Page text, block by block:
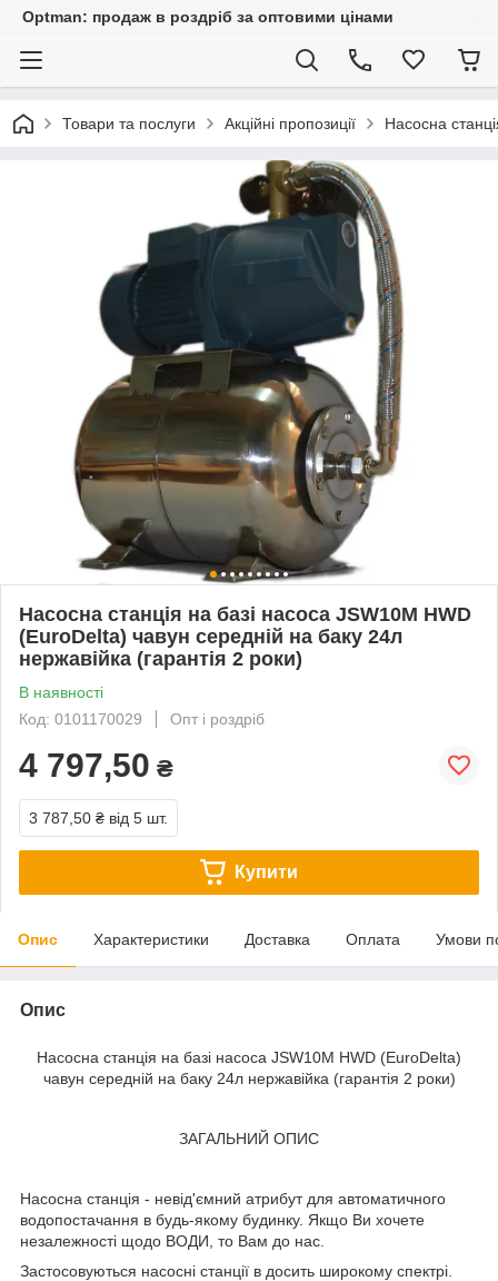
Optman: продаж в роздріб за оптовими цінами
Товари та послуги Акційні пропозиції Насосна
Насосна станція на базі насоса JSW10M HWD
(EuroDelta) чавун середній на баку 24л
нержавійка (гарантія 2 роки)
В наявності
Код: 0101170029
Опт і роздріб
4 797,50 ₴
3 787,50 ₴ від 5 шт.
Купити
Опис Характеристики Доставка Оплата Умови
Опис
Насосна станція на базі насоса JSW10M HWD (EuroDelta)
чавун середній на баку 24л нержавійка (гарантія 2 роки)
ЗАГАЛЬНИЙ ОПИС
Насосна станція - невід'ємний атрибут для автоматичного
водопостачання в будь-якому будинку. Якщо Ви хочете
незалежності щодо ВОДИ, то Вам до нас.
Застосовуються насосні станції в досить широкому спектрі.